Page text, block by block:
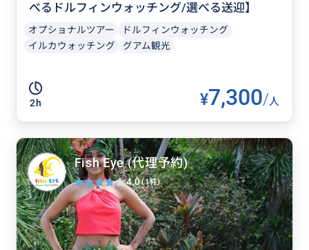
べるドルフィンウォッチング/選べる送迎】
オプショナルツアー
ドルフィンウォッチング
イルカウォッチング
グアム観光
2h ¥7,300/人
Fish Eye (代理予約)
4.0(1件)